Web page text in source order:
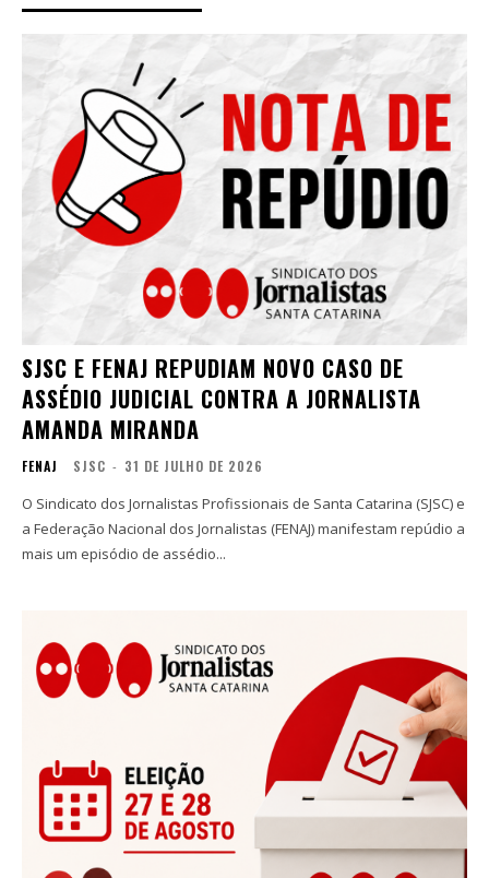
SJSC E FENAJ REPUDIAM NOVO CASO DE
ASSÉDIO JUDICIAL CONTRA A JORNALISTA
AMANDA MIRANDA
FENAJ SJSC - 31 DE JULHO DE 2026
O Sindicato dos Jornalistas Profissionais de Santa Catarina (SJSC) e
a Federação Nacional dos Jornalistas (FENAJ) manifestam repúdio a
mais um episódio de assédio...